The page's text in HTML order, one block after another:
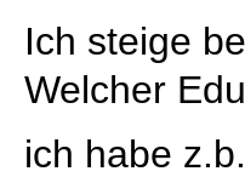
Ich steige
Welcher
ich habe